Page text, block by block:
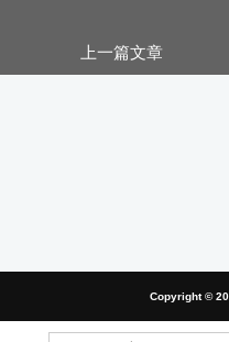
上一篇文章
Copyright ©